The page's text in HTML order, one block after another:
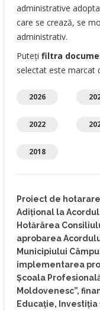
administrative
care se crează, se
administrativ.
Puteți filtra
selectat este marcat
2026
2022
2018
Proiect de
Adiţional la
Hotărârea
aprobarea
Municipiului
implementarea
Școala
Moldovenesc”,
Educație,